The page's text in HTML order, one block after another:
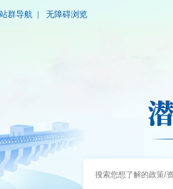
站群导航 无障碍浏览